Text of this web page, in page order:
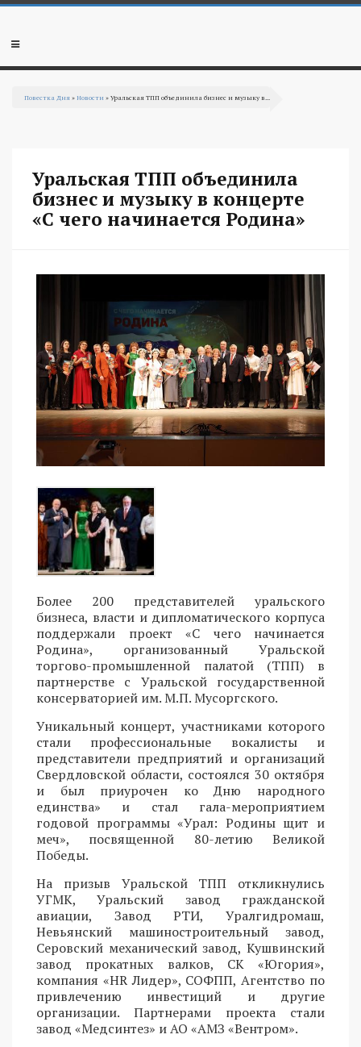
Перейти к основному содержанию
Мобильное
Повестка Дня »Новости » Уральская ТПП объединила бизнес и музыку в...
Уральская ТПП объединила
бизнес и музыку в концерте
«С чего начинается Родина»
Более 200 представителей уральского
бизнеса, власти и дипломатического корпуса
поддержали проект «С чего начинается
Родина», организованный Уральской
торгово-промышленной палатой (ТПП) в
партнерстве с Уральской государственной
консерваторией им. М.П. Мусоргского.
Уникальный концерт, участниками которого
стали профессиональные вокалисты и
представители предприятий и организаций
Свердловской области, состоялся 30 октября
и был приурочен ко Дню народного
единства» и стал гала-мероприятием
годовой программы «Урал: Родины щит и
меч», посвященной 80-летию Великой
Победы.
На призыв Уральской ТПП откликнулись
УГМК, Уральский завод гражданской
авиации, Завод РТИ, Уралгидромаш,
Невьянский машиностроительный завод,
Серовский механический завод, Кушвинский
завод прокатных валков, СК «Югория»,
компания «HR Лидер», СОФПП, Агентство по
привлечению инвестиций и другие
организации. Партнерами проекта стали
завод «Медсинтез» и АО «АМЗ «Вентром».